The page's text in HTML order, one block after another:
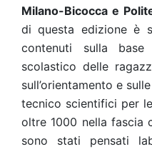
Milano-Bicocca e
di questa edizione è
contenuti sulla
scolastico delle
sull’orientamento e
tecnico scientifici per
oltre 1000 nella fascia
sono stati pensati